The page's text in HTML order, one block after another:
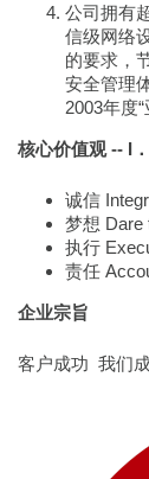
公司拥有
信级网络
的要求，
安全管理
2003年度
核心价值观 -- I
诚信
梦想
执行
责任
企业宗旨
客户成功 我们